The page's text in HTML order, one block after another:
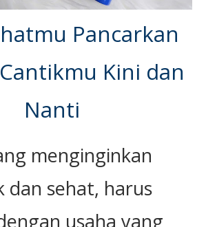
Pancarkan
Kini dan
Nanti
menginginkan
dan sehat, harus
usaha yang